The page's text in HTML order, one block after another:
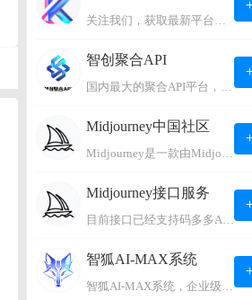
关注我们，获取最新平台动态。
智创聚合API
国内最大的聚合API平台，支持OpenAI、阿里、智谱、360、讯飞、百度等国内外大语言模型。https://s.lconai.com/
Midjourney中国社区
Midjourney是一款由Midjourney有限公司开发的数字艺术工具软件，具有生成虚拟世界的强大能力，可根据用户输入的文字或语音在虚拟世界中生成对应场景，使用户能够探索和创造自己的数字艺术作品。
Midjourney接口服务
目前接口已经支持码多多AI系统、小狐狸AI系统，如需其它接口请联系微信客服：lonconst
智狐AI-MAX系统
智狐AI-MAX系统，企业级AI知识库，可以进行AI对话、AI应用，拥有强大的第三方对接能力。适用企业智能客服、企业智能文档、专家顾问助理等多种企业级商业场景，具有较大的商业使用价值。 如需购买请联系客服微信：lonconst